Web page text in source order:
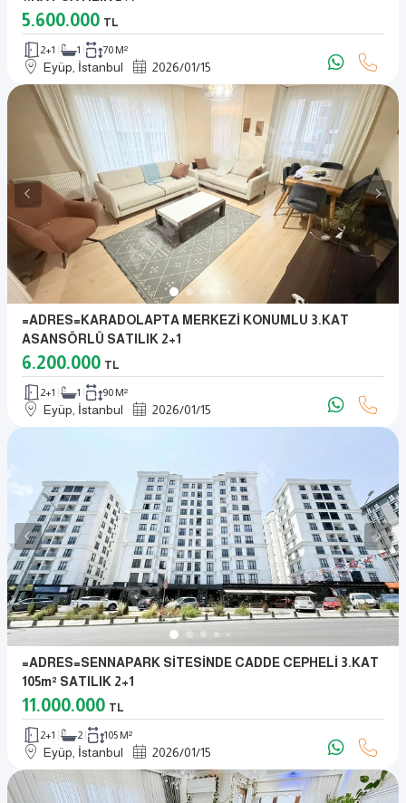
5.600.000 TL
2+1 1 70 M²
Eyüp, İstanbul 2026/01/15
=ADRES=KARADOLAPTA MERKEZİ KONUMLU 3.KAT
ASANSÖRLÜ SATILIK 2+1
6.200.000 TL
2+1 1 90 M²
Eyüp, İstanbul 2026/01/15
=ADRES=SENNAPARK SİTESİNDE CADDE CEPHELİ 3.KAT
105m² SATILIK 2+1
11.000.000 TL
2+1 2 105 M²
Eyüp, İstanbul 2026/01/15